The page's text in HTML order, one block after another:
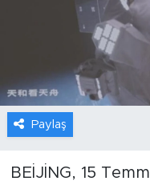
Paylaş
BEİJİNG, 15
Video
Sağlık
Foto Haber